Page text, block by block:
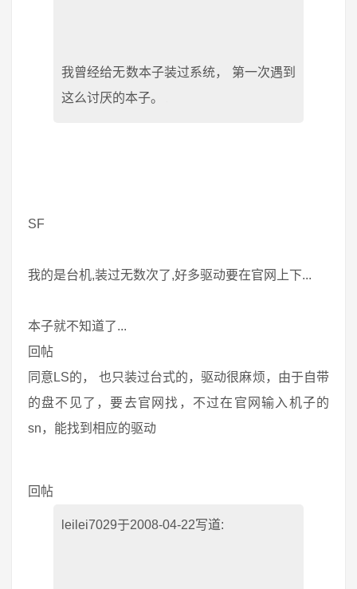
我曾经给无数本子装过系统， 第一次遇到
这么讨厌的本子。
SF
我的是台机,装过无数次了,好多驱动要在官网上下...
本子就不知道了...
回帖
同意LS的， 也只装过台式的，驱动很麻烦，由于自带
的盘不见了，要去官网找，不过在官网输入机子的
sn，能找到相应的驱动
回帖
leilei7029于2008-04-22写道: